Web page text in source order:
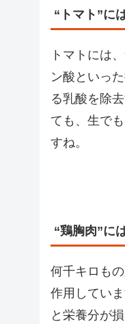
“トマト”に
トマトには
ン酸といっ
る乳酸を除
ても、生で
すね。
“鶏胸肉”に
何千キロも
作用してい
と栄養分が